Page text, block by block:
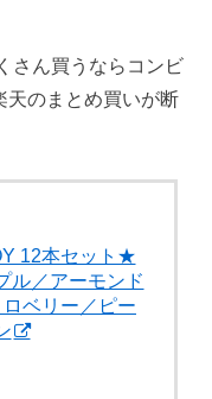
さん買うならコンビ
天のまとめ買いが断
12本セット★
ル／アーモンド
ベリー／ピー